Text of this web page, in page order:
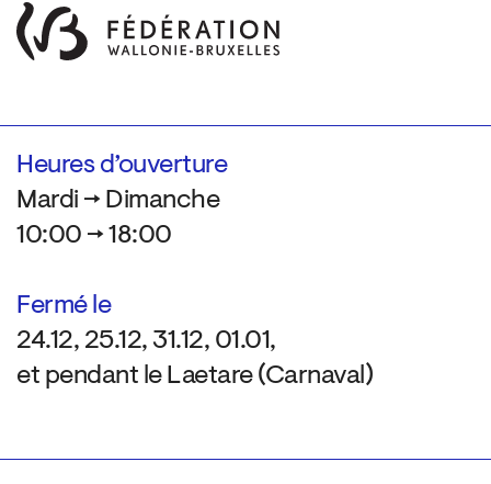
Heures d’ouverture
Mardi → Dimanche
10:00 → 18:00
Fermé le
24.12, 25.12, 31.12, 01.01,
et pendant le Laetare (Carnaval)